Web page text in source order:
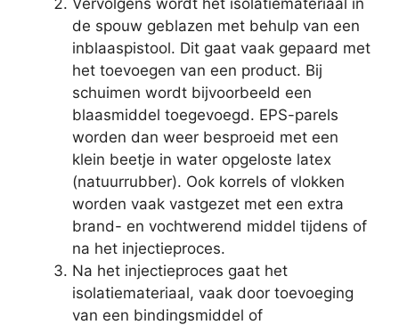
de spouw geblazen met behulp van een
inblaaspistool. Dit gaat vaak gepaard met
het toevoegen van een product. Bij
schuimen wordt bijvoorbeeld een
blaasmiddel toegevoegd. EPS-parels
worden dan weer besproeid met een
klein beetje in water opgeloste latex
(natuurrubber). Ook korrels of vlokken
worden vaak vastgezet met een extra
brand- en vochtwerend middel tijdens of
na het injectieproces.
Na het injectieproces gaat het
isolatiemateriaal, vaak door toevoeging
van een bindingsmiddel of